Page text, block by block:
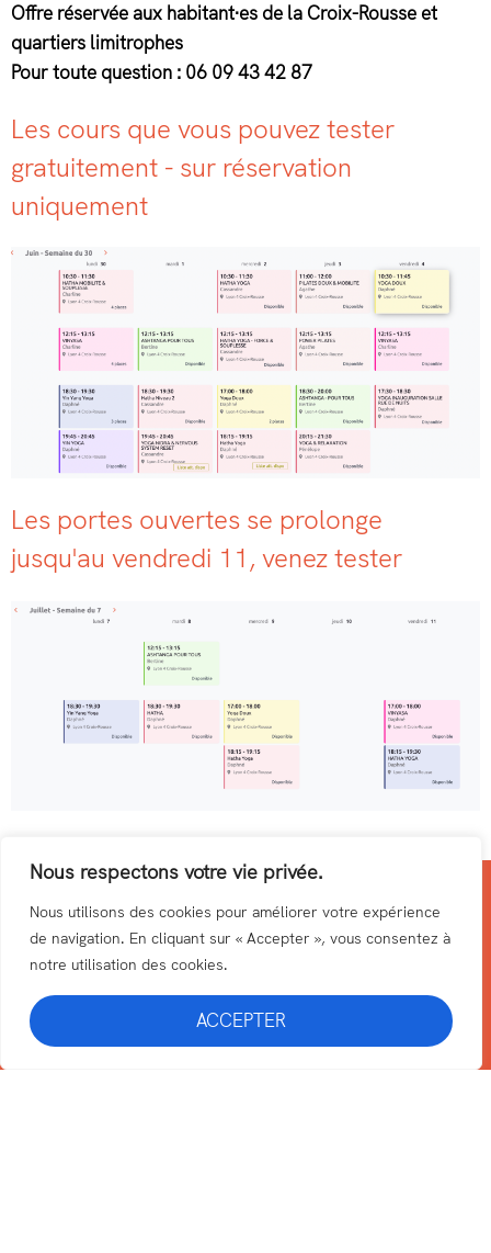
Nous respectons votre vie privée.
Nous utilisons des cookies pour améliorer votre expérience
de navigation. En cliquant sur « Accepter », vous consentez à
notre utilisation des cookies.
ACCEPTER
Offre réservée aux habitant·es de la Croix-Rousse et
quartiers limitrophes
Pour toute question : 06 09 43 42 87
Les cours que vous pouvez tester
gratuitement - sur réservation
uniquement
Les portes ouvertes se prolonge
jusqu'au vendredi 11, venez tester
Important: les places sont limitées pour
garantir des petits groupes de qualité.
Si vous ne pouvez pas venir, merci
d’
annuler au moins la veille
: en ne venant